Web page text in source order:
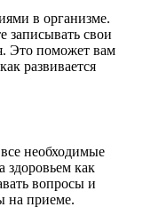
в организме.
записывать свои
Это поможет вам
развивается
необходимые
здоровьем как
вопросы и
на приеме.